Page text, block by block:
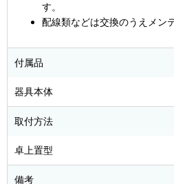
す。
配線類などは交換のうえメン
付属品
器具本体
取付方法
卓上置型
備考